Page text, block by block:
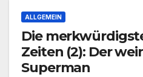
ALLGEMEIN
Die
Zeiten (2): Der
Superman